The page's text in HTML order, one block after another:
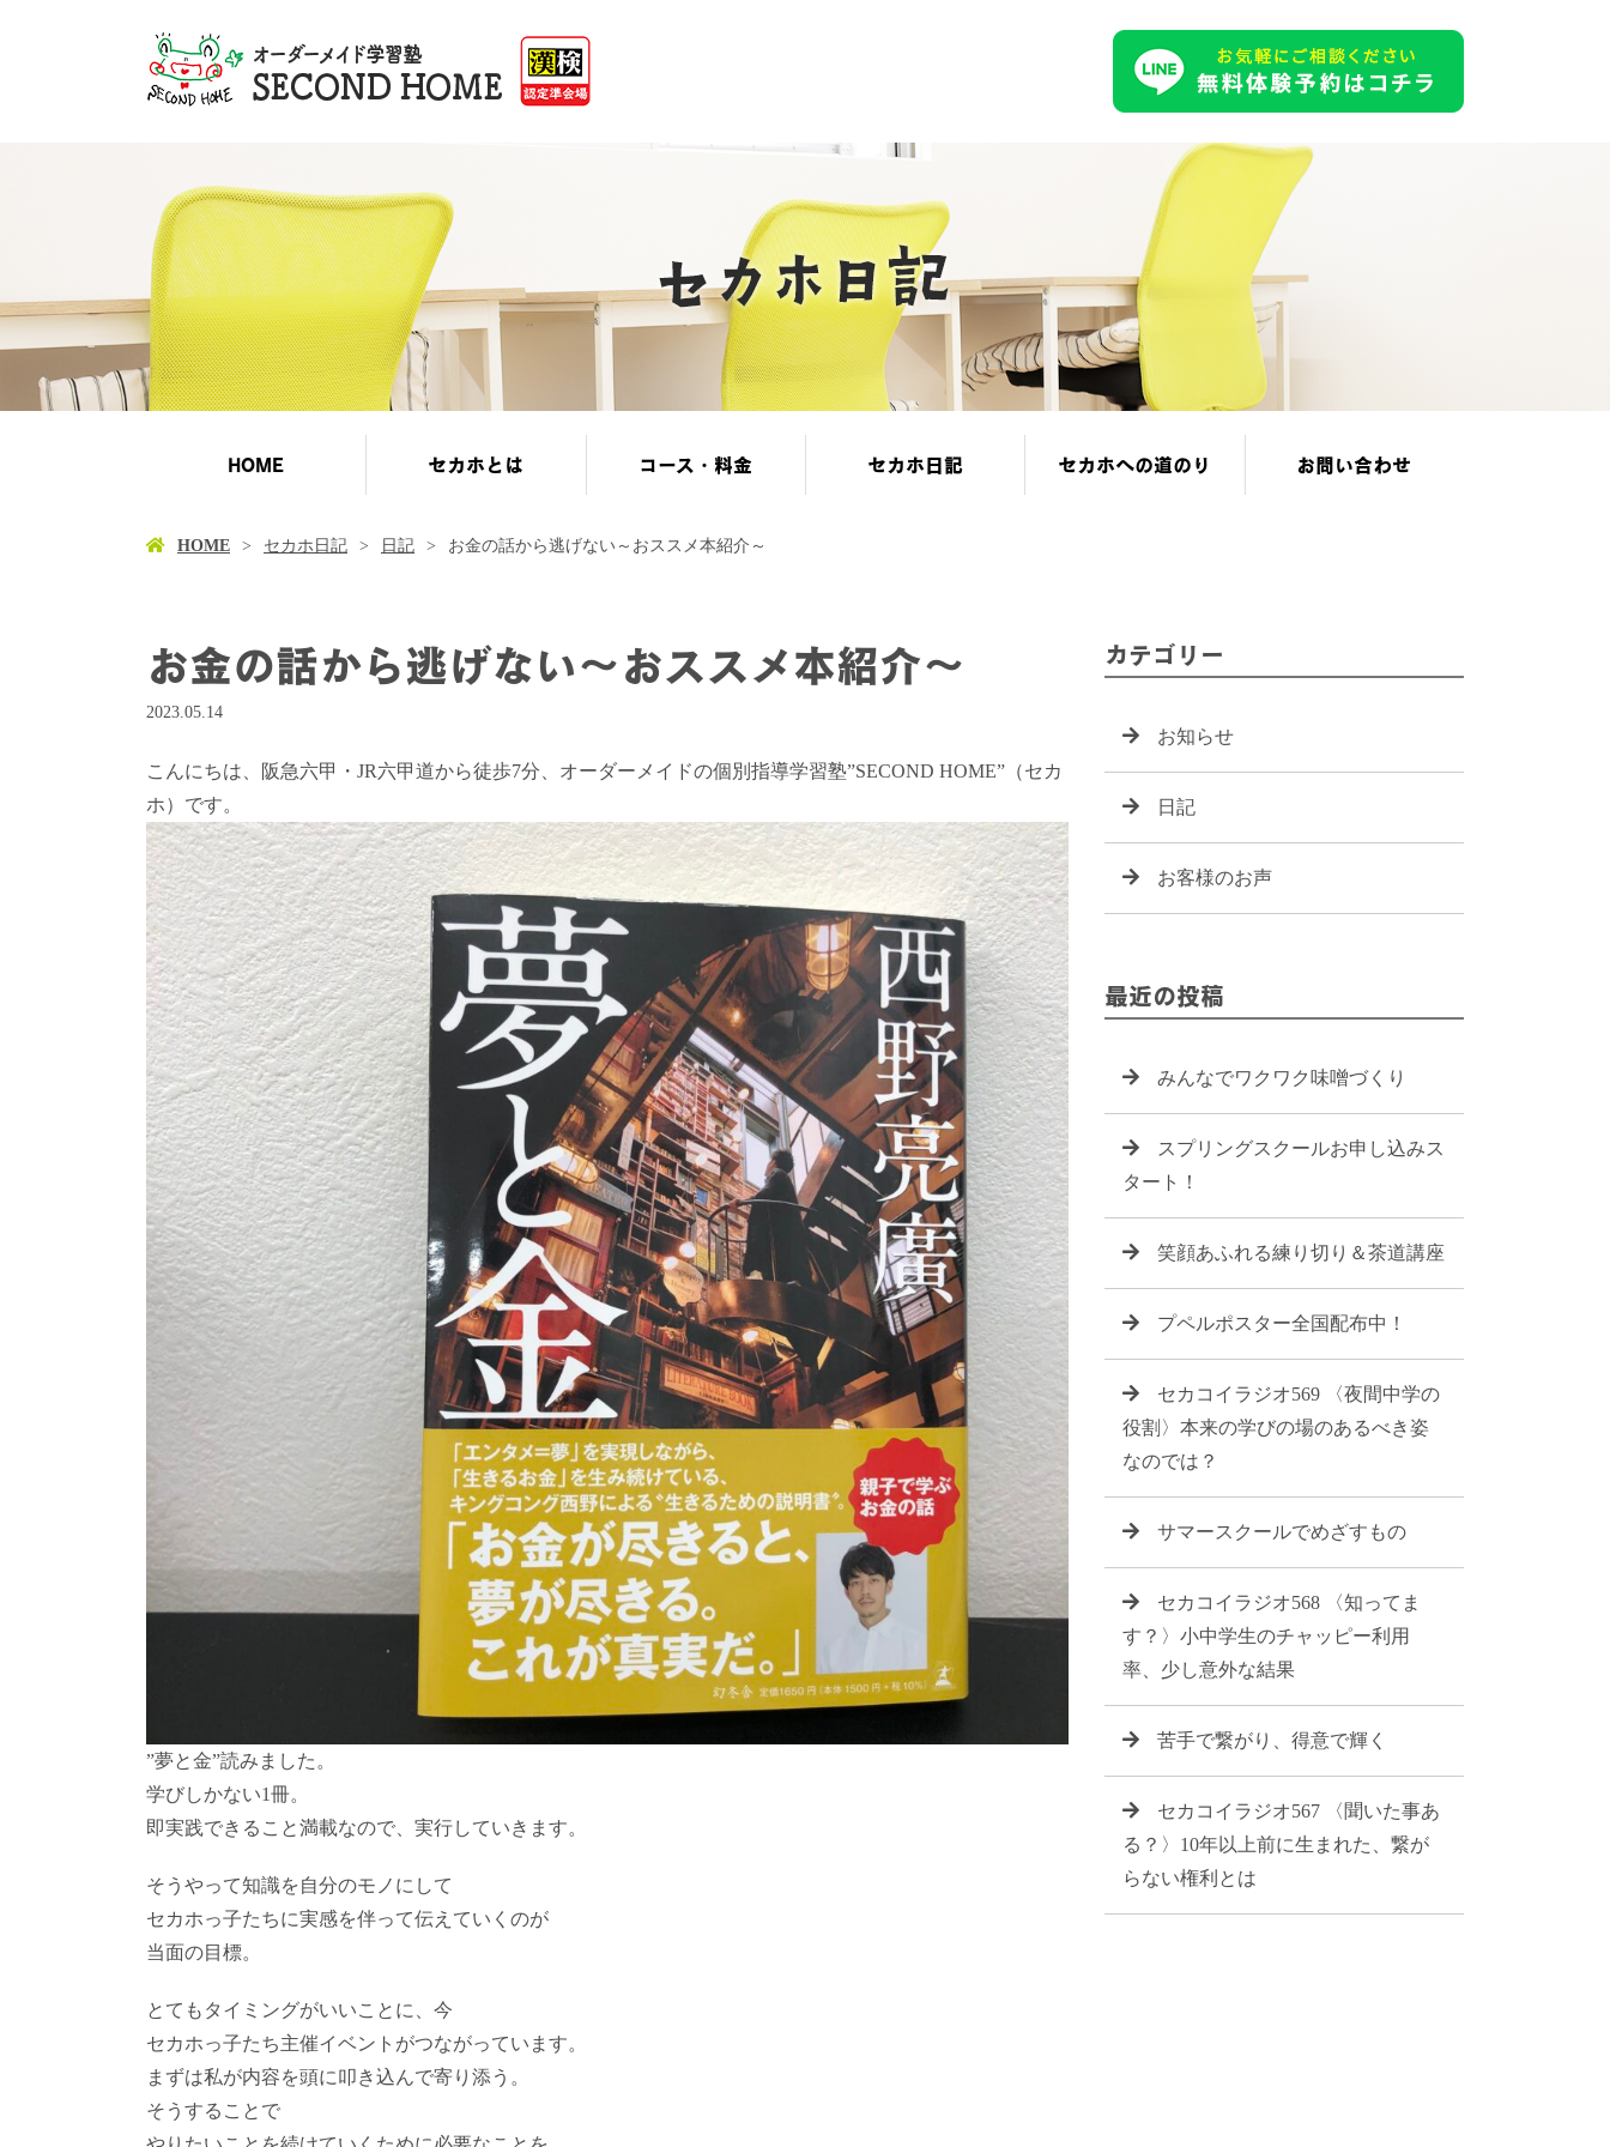
HOME セカホとは コース・料金 セカホ日記 セカホへの道のり お問い合わせ
HOME セカホ日記 日記 お金の話から逃げない～おススメ本紹介～
お金の話から逃げない～おススメ本紹介～
2023.05.14
こんにちは、阪急六甲・JR六甲道から徒歩7分、オーダーメイドの個別指導学習塾”SECOND HOME”（セカ
ホ）です。
”夢と金”読みました。
学びしかない1冊。
即実践できること満載なので、実行していきます。
そうやって知識を自分のモノにして
セカホっ子たちに実感を伴って伝えていくのが
当面の目標。
とてもタイミングがいいことに、今
セカホっ子たち主催イベントがつながっています。
まずは私が内容を頭に叩き込んで寄り添う。
そうすることで
カテゴリー
お知らせ
日記
お客様のお声
最近の投稿
みんなでワクワク味噌づくり
スプリングスクールお申し込みス
タート！
笑顔あふれる練り切り＆茶道講座
プペルポスター全国配布中！
セカコイラジオ569 〈夜間中学の
役割〉本来の学びの場のあるべき姿
なのでは？
サマースクールでめざすもの
セカコイラジオ568 〈知ってま
す？〉小中学生のチャッピー利用
率、少し意外な結果
苦手で繋がり、得意で輝く
セカコイラジオ567 〈聞いた事あ
る？〉10年以上前に生まれた、繋が
らない権利とは